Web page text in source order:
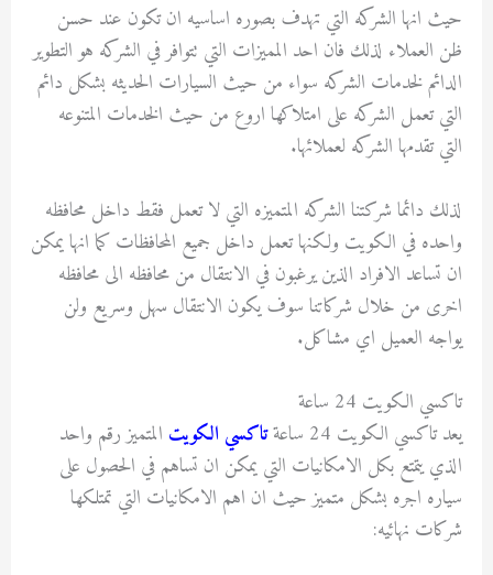
حيث انها الشركه التي تهدف بصوره اساسيه ان تكون عند حسن
ظن العملاء لذلك فان احد المميزات التي تتوافر في الشركه هو التطوير
الدائم لخدمات الشركه سواء من حيث السيارات الحديثه بشكل دائم
التي تعمل الشركه على امتلاكها اروع من حيث الخدمات المتنوعه
التي تقدمها الشركه لعملائها.
لذلك دائما شركتنا الشركه المتميزه التي لا تعمل فقط داخل محافظه
واحده في الكويت ولكنها تعمل داخل جميع المحافظات كما انها يمكن
ان تساعد الافراد الذين يرغبون في الانتقال من محافظه الى محافظه
اخرى من خلال شركاتنا سوف يكون الانتقال سهل وسريع ولن
يواجه العميل اي مشاكل.
تاكسي الكويت 24 ساعة
يعد تاكسي الكويت 24 ساعة
تاكسي الكويت المتميز رقم واحد
الذي يتمتع بكل الامكانيات التي يمكن ان تساهم في الحصول على
سياره اجره بشكل متميز حيث ان اهم الامكانيات التي تمتلكها
شركات نهائيه: